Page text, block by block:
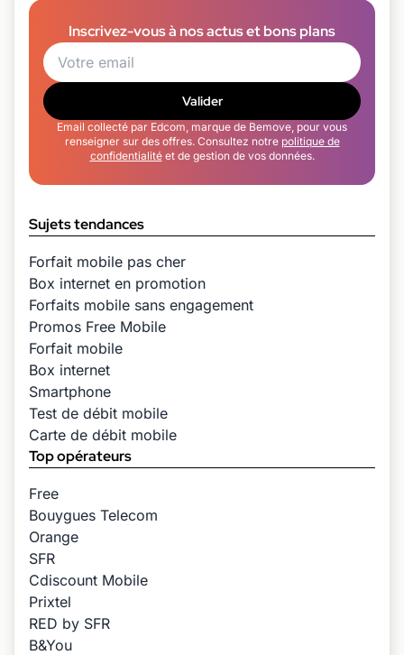
Inscrivez-vous à nos actus et bons plans
Valider
Email collecté par Edcom, marque de Bemove, pour vous
renseigner sur des offres. Consultez notre politique de
confidentialitéet de gestion de vos données.
Sujets tendances
Forfait mobile pas cher
Box internet en promotion
Forfaits mobile sans engagement
Promos Free Mobile
Forfait mobile
Box internet
Smartphone
Test de débit mobile
Carte de débit mobile
Top opérateurs
Free
Bouygues Telecom
Orange
SFR
Cdiscount Mobile
Prixtel
RED by SFR
B&You